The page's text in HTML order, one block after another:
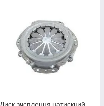
Диск зчеплення натискний